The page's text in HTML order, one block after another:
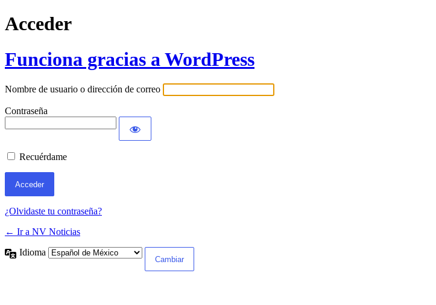
Acceder
Funciona gracias a WordPress
Nombre de usuario o dirección de correo
Contraseña
Recuérdame
¿Olvidaste tu contraseña?
← Ir a NV Noticias
Idioma